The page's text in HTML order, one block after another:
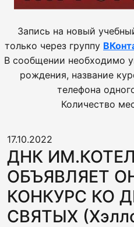
Запись на новый
только через группу
В сообщении необходимо
рождения, название
телефона
Количество
17.10.2022
ДНК
ОБЪЯВЛЯЕТ
КОНКУРС КО
СВЯТЫХ